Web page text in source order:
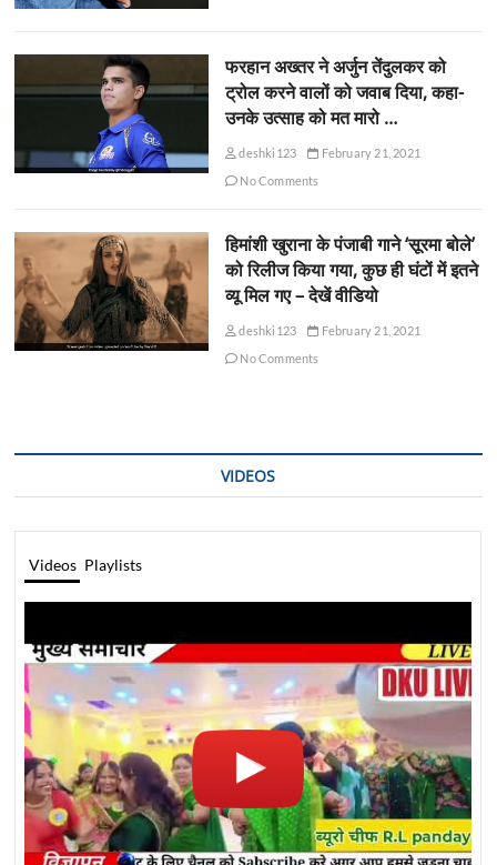
फरहान अख्तर ने अर्जुन तेंदुलकर को
ट्रोल करने वालों को जवाब दिया, कहा-
उनके उत्साह को मत मारो …
deshki123
February 21, 2021
No Comments
हिमांशी खुराना के पंजाबी गाने ‘सूरमा बोले’
को रिलीज किया गया, कुछ ही घंटों में इतने
व्यू मिल गए – देखें वीडियो
deshki123
February 21, 2021
No Comments
VIDEOS
Videos Playlists